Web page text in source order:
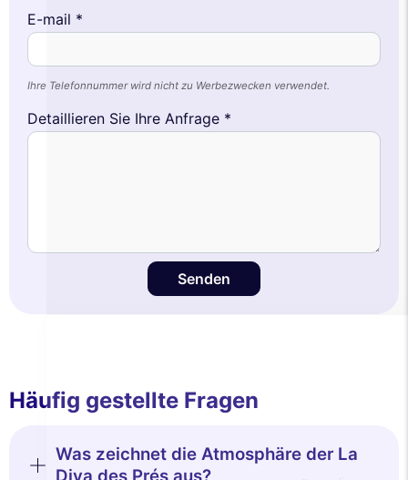
Cookies
Wir verwenden Cookies und Ihre
persönlichen Daten, um Ihr Surferlebnis zu
verbessern, unsere Reichweite zu messen und die Ihnen
Nei, danke Ich möchte wählen
E-mail *
Ihre Telefonnummer wird nicht zu Werbezwecken verwendet.
Detaillieren Sie Ihre Anfrage *
Senden
Häufig gestellte Fragen
Was zeichnet die Atmosphäre der La